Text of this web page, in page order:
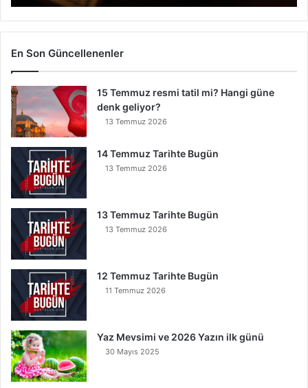
r
k
i
G
Y
e
r
e
n
s
B
u
n
k
a
n
K
u
r
En Son Güncellenenler
15 Temmuz resmi tatil mi? Hangi güne
denk geliyor?
13 Temmuz 2026
14 Temmuz Tarihte Bugün
13 Temmuz 2026
13 Temmuz Tarihte Bugün
13 Temmuz 2026
12 Temmuz Tarihte Bugün
11 Temmuz 2026
Yaz Mevsimi ve 2026 Yazın ilk günü
30 Mayıs 2025